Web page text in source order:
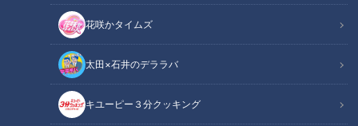
花咲かタイムズ
太田×石井のデララバ
キユーピー３分クッキング